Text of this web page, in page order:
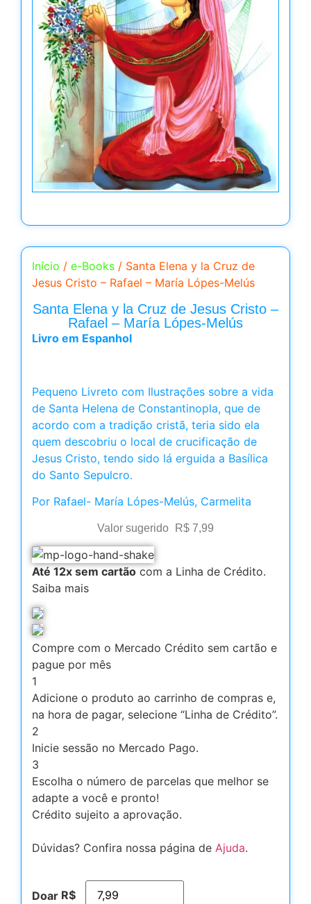
Início / e-Books / Santa Elena y la Cruz de
Jesus Cristo – Rafael – María Lópes-Melús
Santa Elena y la Cruz de Jesus Cristo –
Rafael – María Lópes-Melús
Livro em Espanhol
Pequeno Livreto com Ilustrações sobre a vida
de Santa Helena de Constantinopla, que de
acordo com a tradição cristã, teria sido ela
quem descobriu o local de crucificação de
Jesus Cristo, tendo sido lá erguida a Basílica
do Santo Sepulcro.
Por Rafael- María Lópes-Melús, Carmelita
Valor sugerido R$ 7,99
Até 12x sem cartão com a Linha de Crédito.
Saiba mais
Compre com o Mercado Crédito sem cartão e
pague por mês
1
Adicione o produto ao carrinho de compras e,
na hora de pagar, selecione “Linha de Crédito”.
2
Inicie sessão no Mercado Pago.
3
Escolha o número de parcelas que melhor se
adapte a você e pronto!
Crédito sujeito a aprovação.
Dúvidas? Confira nossa página de Ajuda.
Doar R$